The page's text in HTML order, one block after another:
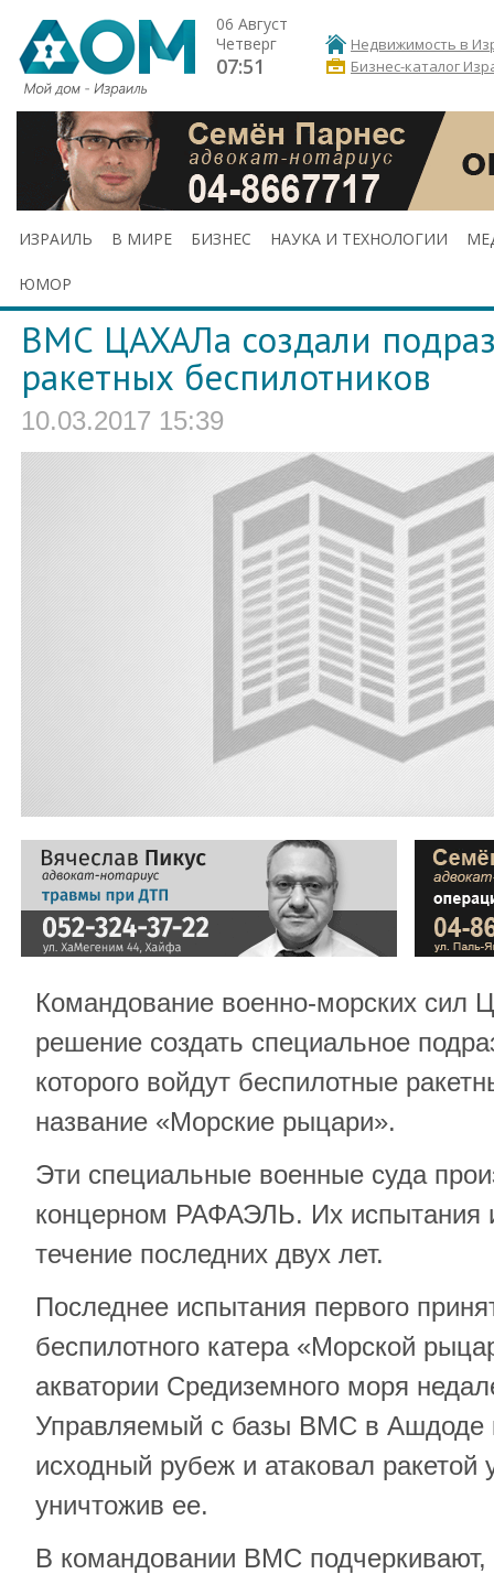
06 Август
Четверг
07:51
Недвижимость в
Бизнес-каталог
ИЗРАИЛЬ В МИРЕ БИЗНЕС НАУКА И ТЕХНОЛОГИИ
ЮМОР
ВМС ЦАХАЛа создали
ракетных беспилотников
10.03.2017 15:39
Командование военно-морских сил
решение создать специальное
которого войдут беспилотные
название «Морские рыцари».
Эти специальные военные суда
концерном РАФАЭЛЬ. Их испытания
течение последних двух лет.
Последнее испытания первого
беспилотного катера «Морской
акватории Средиземного моря
Управляемый с базы ВМС в Ашдоде
исходный рубеж и атаковал ракетой
уничтожив ее.
В командовании ВМС подчеркивают,